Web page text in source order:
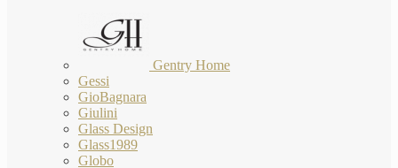
Gentry Home
Gessi
GioBagnara
Giulini
Glass Design
Glass1989
Globo